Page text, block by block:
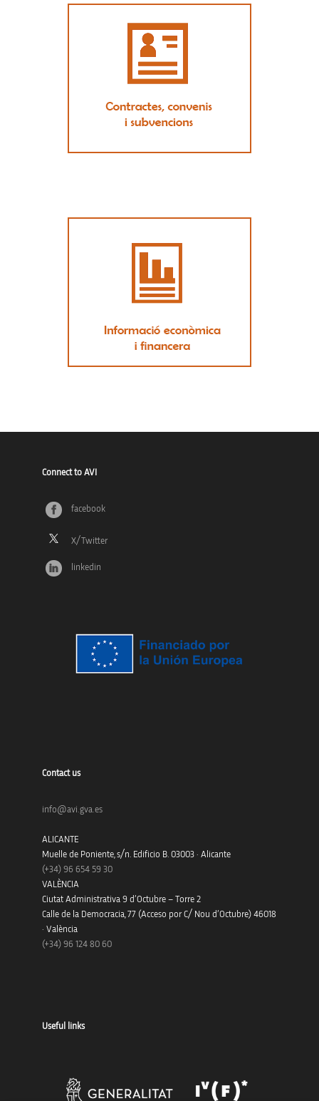
Connect to AVI
facebook
linkedin
Contact us
info@avi.gva.es
ALICANTE
Muelle de Poniente, s/n. Edificio B. 03003 · Alicante
(+34) 96 654 59 30
VALÈNCIA
Ciutat Administrativa 9 d’Octubre – Torre 2
Calle de la Democracia, 77 (Acceso por C/ Nou d’Octubre) 46018
· València
(+34) 96 124 80 60
Useful links